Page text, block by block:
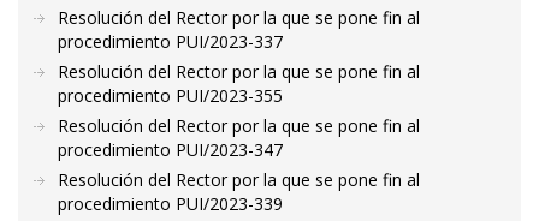
Resolución del Rector por la que se pone fin al
procedimiento PUI/2023-337
Resolución del Rector por la que se pone fin al
procedimiento PUI/2023-355
Resolución del Rector por la que se pone fin al
procedimiento PUI/2023-347
Resolución del Rector por la que se pone fin al
procedimiento PUI/2023-339